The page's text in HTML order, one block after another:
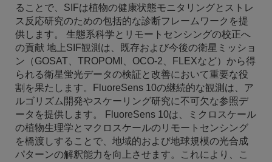
ることで、SIFは植物の健康状態モニタリングとストレ
ス反応研究のための包括的な診断フレームワークを提
供します。 生態系科学とリモートセンシングの校正へ
の貢献 地上SIF観測は、既存および今後の衛星ミッショ
ン（GOSAT、TROPOMI、OCO-2、FLEXなど）から得
られる衛星蛍光データの検証と改善において重要な役
割を果たします。FluoreSens 10の継続的な観測は、ア
ルゴリズム開発やスケーリング研究に不可欠な参照デ
ータを提供します。 FluoreSens 10は、ミクロスケール
の植物生理学とマクロスケールのリモートセンシング
を橋渡しすることで、地域的および地球規模の光合成
パターンの解釈能力を向上させます。これにより、こ